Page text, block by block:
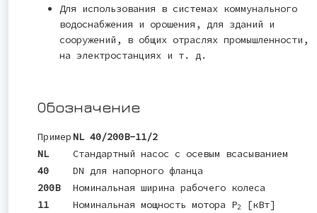
Для использования в системах коммунального
водоснабжения и орошения, для зданий и
сооружений, в общих отраслях промышленности,
на электростанциях и т. д.
Обозначение
ПримерNL 40/200B-11/2
NL
Стандартный насос с осевым всасыванием
40
DN для напорного фланца
200B
Номинальная ширина рабочего колеса
11
Номинальная мощность мотора P2
[кВт]